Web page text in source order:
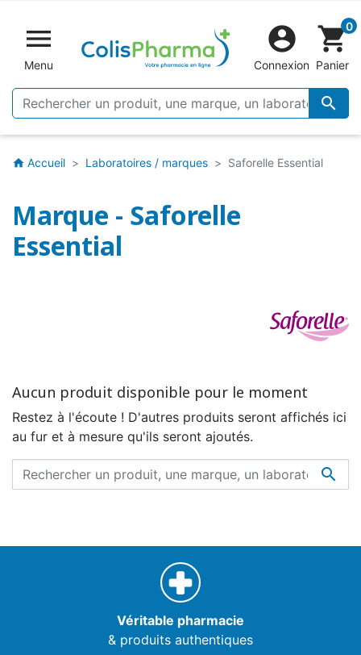

Menu


Connexion
shopping_cart0
Panier
home Accueil Laboratoires / marques Saforelle Essential
Marque - Saforelle
Essential
Aucun produit disponible pour le moment
Restez à l'écoute ! D'autres produits seront affichés ici
au fur et à mesure qu'ils seront ajoutés.

Véritable pharmacie
& produits authentiques